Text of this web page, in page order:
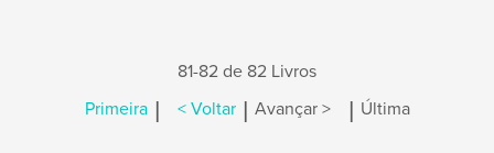
81-82 de 82 Livros
Primeira | < Voltar | Avançar > | Última